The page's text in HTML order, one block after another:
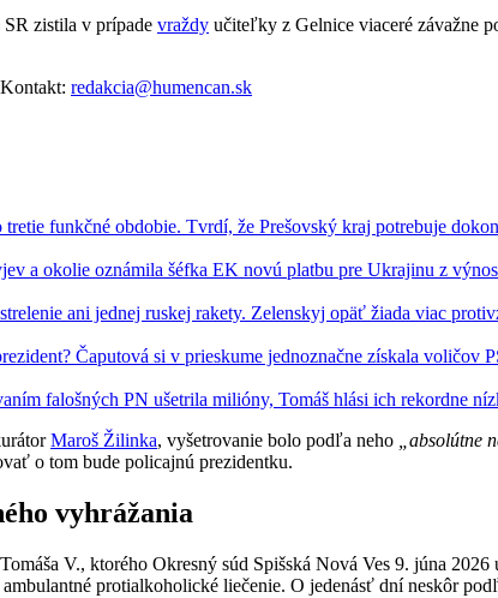
SR zistila v prípade vraždy učiteľky z Gelnice viaceré závažne
Kontakt: redakcia@humencan.sk
tretie funkčné obdobie. Tvrdí, že Prešovský kraj potrebuje
a okolie oznámila šéfka EK novú platbu pre Ukrajinu z
ani jednej ruskej rakety. Zelenskyj opäť žiada viac
Čaputová si v prieskume jednoznačne získala voličov
falošných PN ušetrila milióny, Tomáš hlási ich rekordne
Maroš Žilinka, vyšetrovanie bolo podľa neho
„absolútne
o tom bude policajnú prezidentku.
vyhrážania
V., ktorého Okresný súd Spišská Nová Ves 9. júna
protialkoholické liečenie. O jedenásť dní neskôr